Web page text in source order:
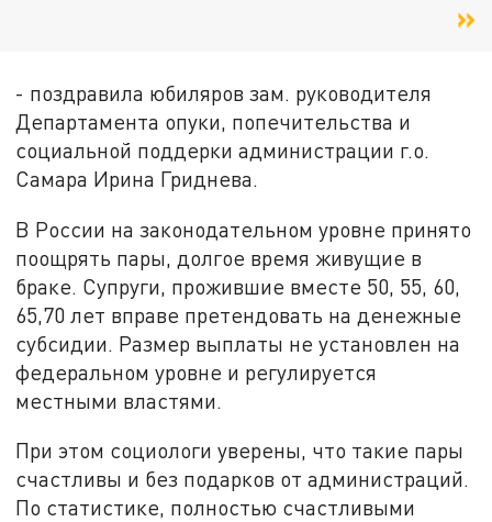
- поздравила юбиляров зам. руководителя
Департамента опуки, попечительства и
социальной поддерки администрации г.о.
Самара Ирина Гриднева.
В России на законодательном уровне принято
поощрять пары, долгое время живущие в
браке. Супруги, прожившие вместе 50, 55, 60,
65,70 лет вправе претендовать на денежные
субсидии. Размер выплаты не установлен на
федеральном уровне и регулируется
местными властями.
При этом социологи уверены, что такие пары
счастливы и без подарков от администраций.
По статистике, полностью счастливыми